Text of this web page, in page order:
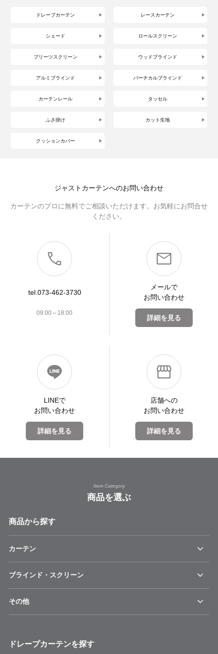
ドレープカーテン レースカーテン
シェード ロールスクリーン
プリーツスクリーン ウッドブラインド
アルミブラインド バーチカルブラインド
カーテンレール タッセル
ふさ掛け カット生地
クッションカバー
ジャストカーテンへのお問い合わせ
カーテンのプロに無料でご相談いただけます。お気軽にお問合せ
ください。
tel.073-462-3730
09:00～18:00
メールで
お問い合わせ
詳細を見る
LINEで
お問い合わせ
詳細を見る
店舗への
お問い合わせ
詳細を見る
Item Category
商品を選ぶ
商品から探す
カーテン
ブラインド・スクリーン
その他
ドレープカーテンを探す